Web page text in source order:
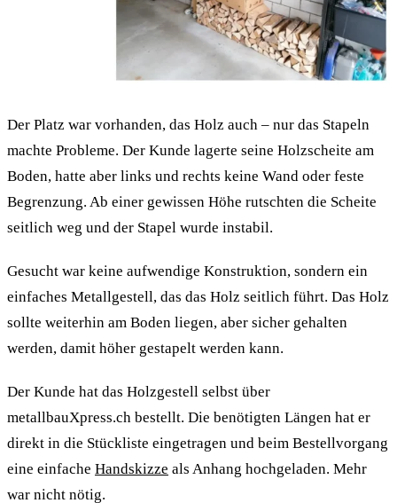
Der Platz war vorhanden, das Holz auch – nur das Stapeln
machte Probleme. Der Kunde lagerte seine Holzscheite am
Boden, hatte aber links und rechts keine Wand oder feste
Begrenzung. Ab einer gewissen Höhe rutschten die Scheite
seitlich weg und der Stapel wurde instabil.
Gesucht war keine aufwendige Konstruktion, sondern ein
einfaches Metallgestell, das das Holz seitlich führt. Das Holz
sollte weiterhin am Boden liegen, aber sicher gehalten
werden, damit höher gestapelt werden kann.
Der Kunde hat das Holzgestell selbst über
metallbauXpress.ch bestellt. Die benötigten Längen hat er
direkt in die Stückliste eingetragen und beim Bestellvorgang
eine einfache Handskizze als Anhang hochgeladen. Mehr
war nicht nötig.